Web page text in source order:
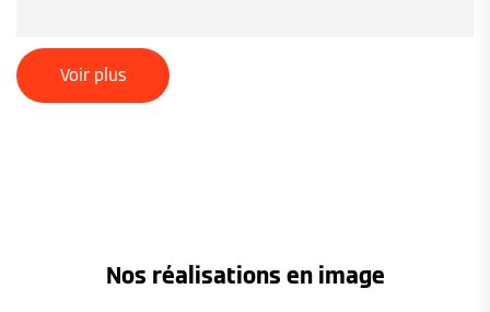
Voir plus
Nos réalisations en image